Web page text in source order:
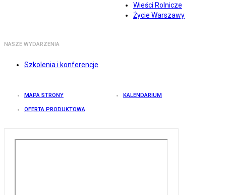
Wieści Rolnicze
Życie Warszawy
NASZE WYDARZENIA
Szkolenia i konferencje
MAPA STRONY KALENDARIUM
OFERTA PRODUKTOWA